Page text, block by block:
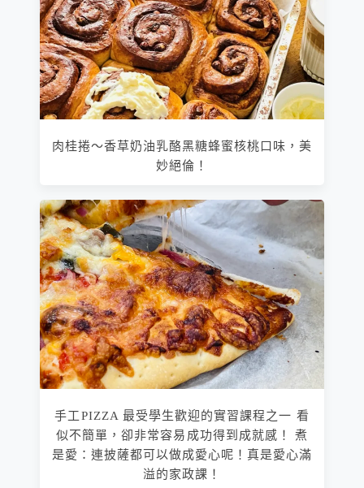
肉桂捲～香草奶油乳酪黑糖蜂蜜核桃口味，美
妙絕倫！
手工PIZZA 最受學生歡迎的實習課程之一 看
似不簡單，卻非常容易成功得到成就感！ 煮
是愛：連披薩都可以做成愛心呢！真是愛心滿
溢的家政課！